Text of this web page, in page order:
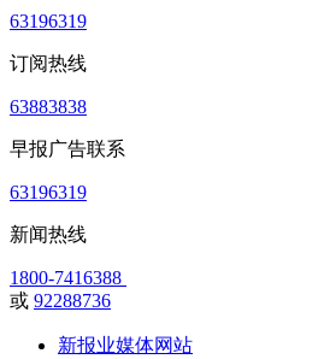
63196319
订阅热线
63883838
早报广告联系
63196319
新闻热线
1800-7416388
或 92288736
新报业媒体网站